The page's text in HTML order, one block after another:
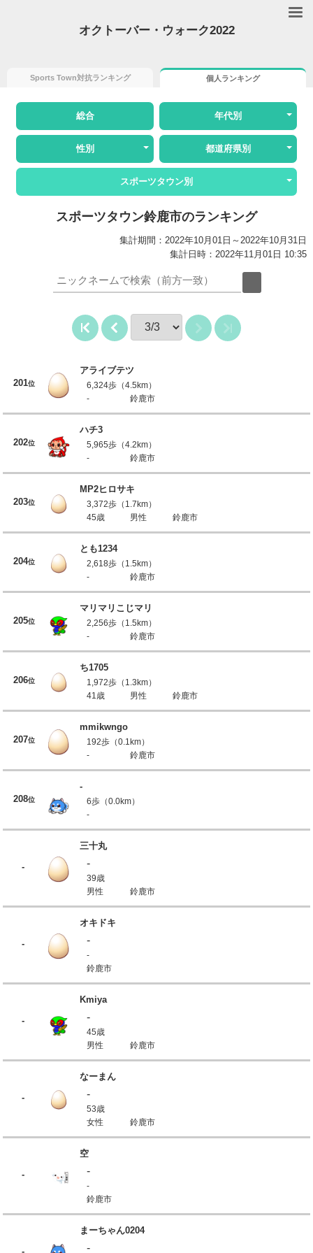
オクトーバー・ウォーク2022
Sports Town対抗ランキング 個人ランキング
総合 年代別
性別 都道府県別
スポーツタウン別
スポーツタウン鈴鹿市のランキング
集計期間：2022年10月01日～2022年10月31日
集計日時：2022年11月01日 10:35
201位
アライブテツ
6,324歩（4.5km）
-
鈴鹿市
202位
ハチ3
5,965歩（4.2km）
-
鈴鹿市
203位
MP2ヒロサキ
3,372歩（1.7km）
45歳
男性 鈴鹿市
204位
とも1234
2,618歩（1.5km）
-
鈴鹿市
205位
マリマリこじマリ
2,256歩（1.5km）
-
鈴鹿市
206位
ち1705
1,972歩（1.3km）
41歳
男性 鈴鹿市
207位
mmikwngo
192歩（0.1km）
-
鈴鹿市
208位
-
6歩（0.0km）
-
-
三十丸
-
39歳
男性
鈴鹿市
-
オキドキ
-
-
鈴鹿市
-
Kmiya
-
45歳
男性
鈴鹿市
-
なーまん
-
53歳
女性
鈴鹿市
-
空
-
-
鈴鹿市
まーちゃん0204
-